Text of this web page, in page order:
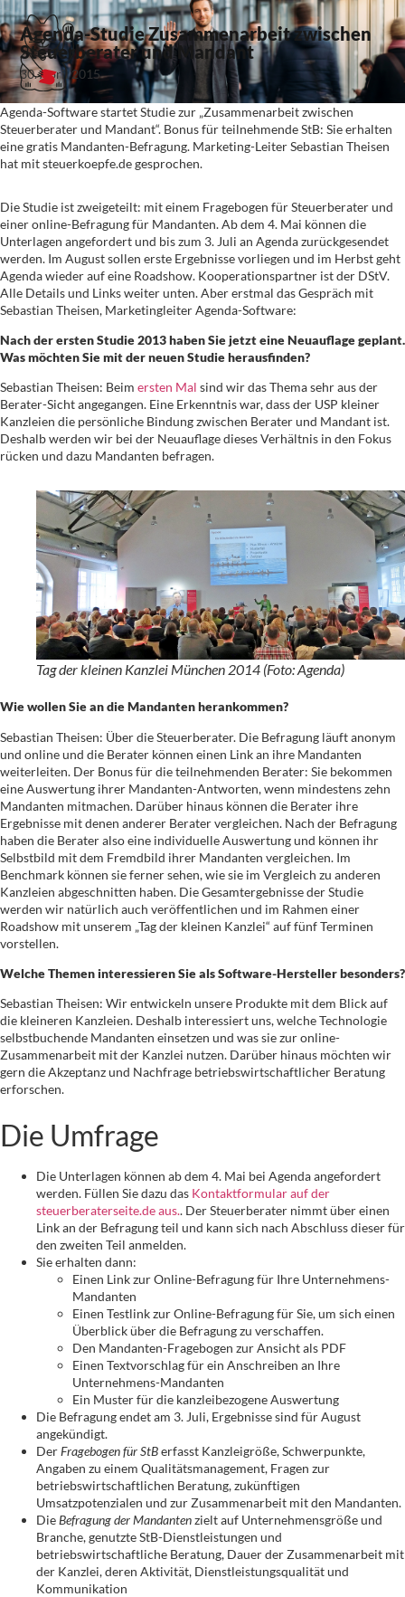
Agenda-Studie Zusammenarbeit zwischen
Steuerberater und Mandant
30. April 2015
Agenda-Software startet Studie zur „Zusammenarbeit zwischen
Steuerberater und Mandant“. Bonus für teilnehmende StB: Sie erhalten
eine gratis Mandanten-Befragung. Marketing-Leiter Sebastian Theisen
hat mit steuerkoepfe.de gesprochen.
Die Studie ist zweigeteilt: mit einem Fragebogen für Steuerberater und
einer online-Befragung für Mandanten. Ab dem 4. Mai können die
Unterlagen angefordert und bis zum 3. Juli an Agenda zurückgesendet
werden. Im August sollen erste Ergebnisse vorliegen und im Herbst geht
Agenda wieder auf eine Roadshow. Kooperationspartner ist der DStV.
Alle Details und Links weiter unten. Aber erstmal das Gespräch mit
Sebastian Theisen, Marketingleiter Agenda-Software:
Nach der ersten Studie 2013 haben Sie jetzt eine Neuauflage geplant.
Was möchten Sie mit der neuen Studie herausfinden?
Sebastian Theisen: Beim ersten Mal sind wir das Thema sehr aus der
Berater-Sicht angegangen. Eine Erkenntnis war, dass der USP kleiner
Kanzleien die persönliche Bindung zwischen Berater und Mandant ist.
Deshalb werden wir bei der Neuauflage dieses Verhältnis in den Fokus
rücken und dazu Mandanten befragen.
Tag der kleinen Kanzlei München 2014 (Foto: Agenda)
Wie wollen Sie an die Mandanten herankommen?
Sebastian Theisen: Über die Steuerberater. Die Befragung läuft anonym
und online und die Berater können einen Link an ihre Mandanten
weiterleiten. Der Bonus für die teilnehmenden Berater: Sie bekommen
eine Auswertung ihrer Mandanten-Antworten, wenn mindestens zehn
Mandanten mitmachen. Darüber hinaus können die Berater ihre
Ergebnisse mit denen anderer Berater vergleichen. Nach der Befragung
haben die Berater also eine individuelle Auswertung und können ihr
Selbstbild mit dem Fremdbild ihrer Mandanten vergleichen. Im
Benchmark können sie ferner sehen, wie sie im Vergleich zu anderen
Kanzleien abgeschnitten haben. Die Gesamtergebnisse der Studie
werden wir natürlich auch veröffentlichen und im Rahmen einer
Roadshow mit unserem „Tag der kleinen Kanzlei“ auf fünf Terminen
vorstellen.
Welche Themen interessieren Sie als Software-Hersteller besonders?
Sebastian Theisen: Wir entwickeln unsere Produkte mit dem Blick auf
die kleineren Kanzleien. Deshalb interessiert uns, welche Technologie
selbstbuchende Mandanten einsetzen und was sie zur online-
Zusammenarbeit mit der Kanzlei nutzen. Darüber hinaus möchten wir
gern die Akzeptanz und Nachfrage betriebswirtschaftlicher Beratung
erforschen.
Die Umfrage
Die Unterlagen können ab dem 4. Mai bei Agenda angefordert
werden. Füllen Sie dazu das Kontaktformular auf der
steuerberaterseite.de aus.. Der Steuerberater nimmt über einen
Link an der Befragung teil und kann sich nach Abschluss dieser für
den zweiten Teil anmelden.
Sie erhalten dann:
Einen Link zur Online-Befragung für Ihre Unternehmens-
Mandanten
Einen Testlink zur Online-Befragung für Sie, um sich einen
Überblick über die Befragung zu verschaffen.
Den Mandanten-Fragebogen zur Ansicht als PDF
Einen Textvorschlag für ein Anschreiben an Ihre
Unternehmens-Mandanten
Ein Muster für die kanzleibezogene Auswertung
Die Befragung endet am 3. Juli, Ergebnisse sind für August
angekündigt.
DerFragebogen für StBerfasst Kanzleigröße, Schwerpunkte,
Angaben zu einem Qualitätsmanagement, Fragen zur
betriebswirtschaftlichen Beratung, zukünftigen
Umsatzpotenzialen und zur Zusammenarbeit mit den Mandanten.
DieBefragung der Mandantenzielt auf Unternehmensgröße und
Branche, genutzte StB-Dienstleistungen und
betriebswirtschaftliche Beratung, Dauer der Zusammenarbeit mit
der Kanzlei, deren Aktivität, Dienstleistungsqualität und
Kommunikation